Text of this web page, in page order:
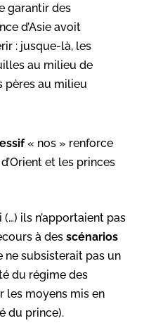
garantir des
d’Asie avoit
: jusque-là, les
au milieu de
pères au milieu
« nos » renforce
et les princes
(…) ils n’apportaient pas
à des scénarios
ne subsisterait pas un
du régime des
les moyens mis en
du prince).